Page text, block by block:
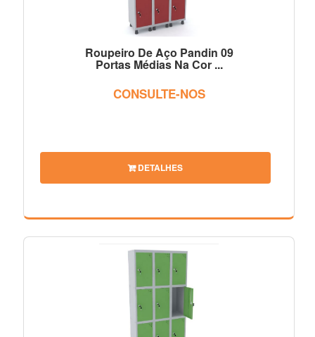
Roupeiro De Aço Pandin 09
Portas Médias Na Cor ...
CONSULTE-NOS
DETALHES